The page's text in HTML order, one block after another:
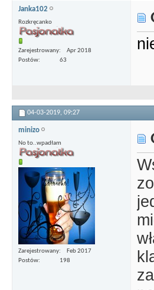
Janka102
Rozkręcanko
Zarejestrowany
Apr 2018
Postów
63
04-03-2019, 09:27
minizo
No to..wpadłam
Zarejestrowany
Feb 2017
Postów
198